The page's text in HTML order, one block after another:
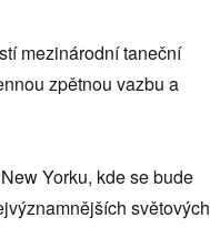
mezinárodní taneční
zpětnou vazbu a
Yorku, kde se bude
světových